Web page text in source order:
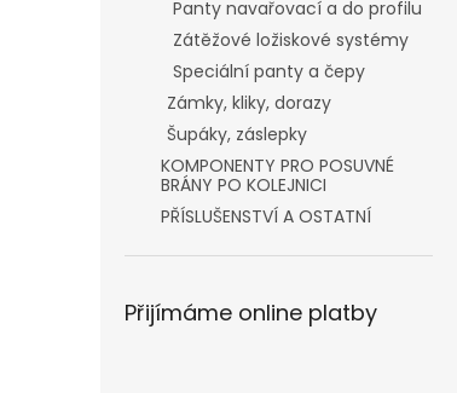
Panty navařovací a do profilu
Zátěžové ložiskové systémy
Speciální panty a čepy
Zámky, kliky, dorazy
Šupáky, záslepky
KOMPONENTY PRO POSUVNÉ
BRÁNY PO KOLEJNICI
PŘÍSLUŠENSTVÍ A OSTATNÍ
Přijímáme online platby